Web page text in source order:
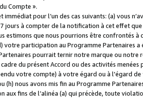
Compte ».
pour l’un des cas suivants: (a) vous
jours à compter de la notification à cet effet
que nous pourrions être confrontés à
participation au Programme Partenaires a
pourrait ternir notre marque ou notre
du présent Accord ou des activités menées
votre compte) à votre égard ou à l'égard
nous avons mis fin au Programme
fins de l’alinéa (a) qui précède, toute